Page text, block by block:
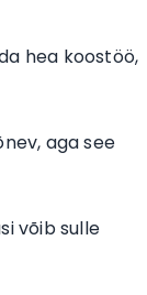
hea koostöö,
aga see
võib sulle